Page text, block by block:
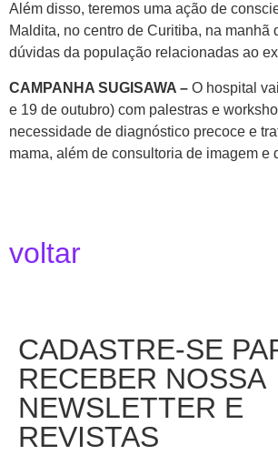
Além disso, teremos uma ação de
Maldita, no centro de Curitiba, na manhã
dúvidas da população relacionadas ao
CAMPANHA SUGISAWA – O hospital
e 19 de outubro) com palestras e
necessidade de diagnóstico precoce e
mama, além de consultoria de imagem e
voltar
CADASTRE-SE
RECEBER NOSSA
NEWSLETTER E
REVISTAS